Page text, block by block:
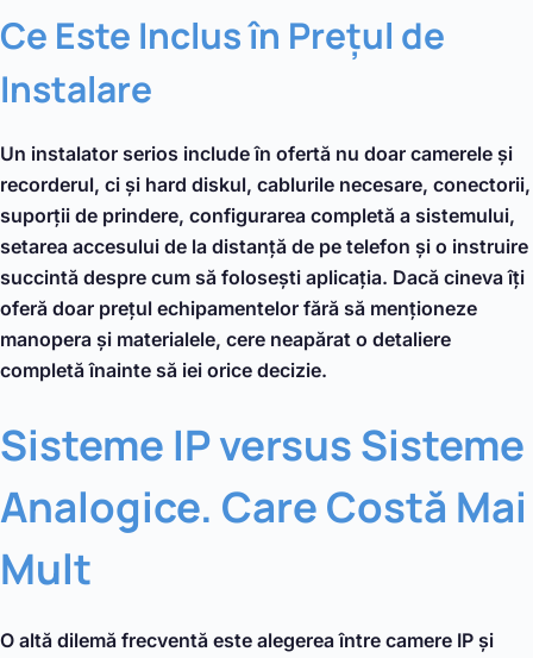
Ce Este Inclus în Prețul de
Instalare
Un instalator serios include în ofertă nu doar camerele și
recorderul, ci și hard diskul, cablurile necesare, conectorii,
suporții de prindere, configurarea completă a sistemului,
setarea accesului de la distanță de pe telefon și o instruire
succintă despre cum să folosești aplicația. Dacă cineva îți
oferă doar prețul echipamentelor fără să menționeze
manopera și materialele, cere neapărat o detaliere
completă înainte să iei orice decizie.
Sisteme IP versus Sisteme
Analogice. Care Costă Mai
Mult
O altă dilemă frecventă este alegerea între camere IP și